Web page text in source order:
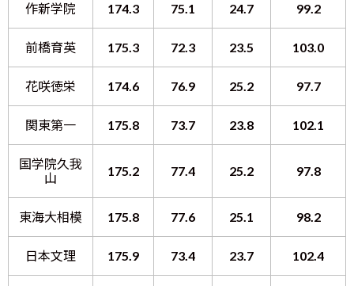
作新学院 174.3 75.1 24.7 99.2
前橋育英 175.3 72.3 23.5 103.0
花咲徳栄 174.6 76.9 25.2 97.7
関東第一 175.8 73.7 23.8 102.1
国学院久我
山
175.2 77.4 25.2 97.8
東海大相模 175.8 77.6 25.1 98.2
日本文理 175.9 73.4 23.7 102.4